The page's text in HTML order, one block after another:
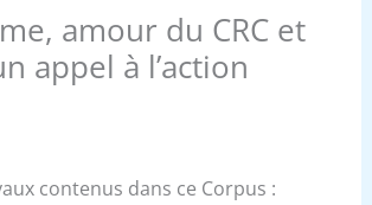
amour du CRC et
appel à l’action
contenus dans ce Corpus :